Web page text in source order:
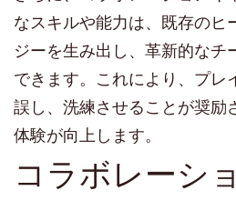
なスキルや能力は、既存のヒ
ジーを生み出し、革新的なチ
できます。これにより、プレ
誤し、洗練させることが奨励
体験が向上します。
コラボレーシ